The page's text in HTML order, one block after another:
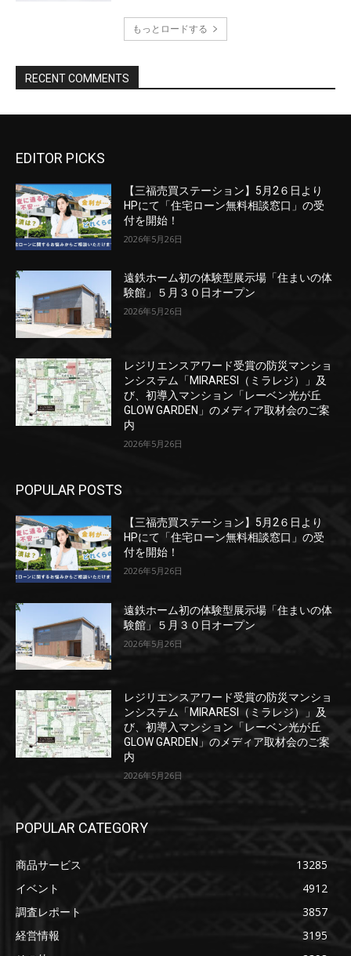
EDITOR PICKS
【三福売買ステーション】5月2６日より
HPにて「住宅ローン無料相談窓口」の受
付を開始！
2026年5月26日
遠鉄ホーム初の体験型展示場「住まいの体
験館」５月３０日オープン
2026年5月26日
レジリエンスアワード受賞の防災マンショ
ンシステム「MIRARESI（ミラレジ）」及
び、初導入マンション「レーベン光が丘
GLOW GARDEN」のメディア取材会のご案
内
2026年5月26日
POPULAR POSTS
【三福売買ステーション】5月2６日より
HPにて「住宅ローン無料相談窓口」の受
付を開始！
2026年5月26日
遠鉄ホーム初の体験型展示場「住まいの体
験館」５月３０日オープン
2026年5月26日
レジリエンスアワード受賞の防災マンショ
ンシステム「MIRARESI（ミラレジ）」及
び、初導入マンション「レーベン光が丘
GLOW GARDEN」のメディア取材会のご案
内
2026年5月26日
POPULAR CATEGORY
商品サービス
13285
イベント
4912
調査レポート
3857
経営情報
3195